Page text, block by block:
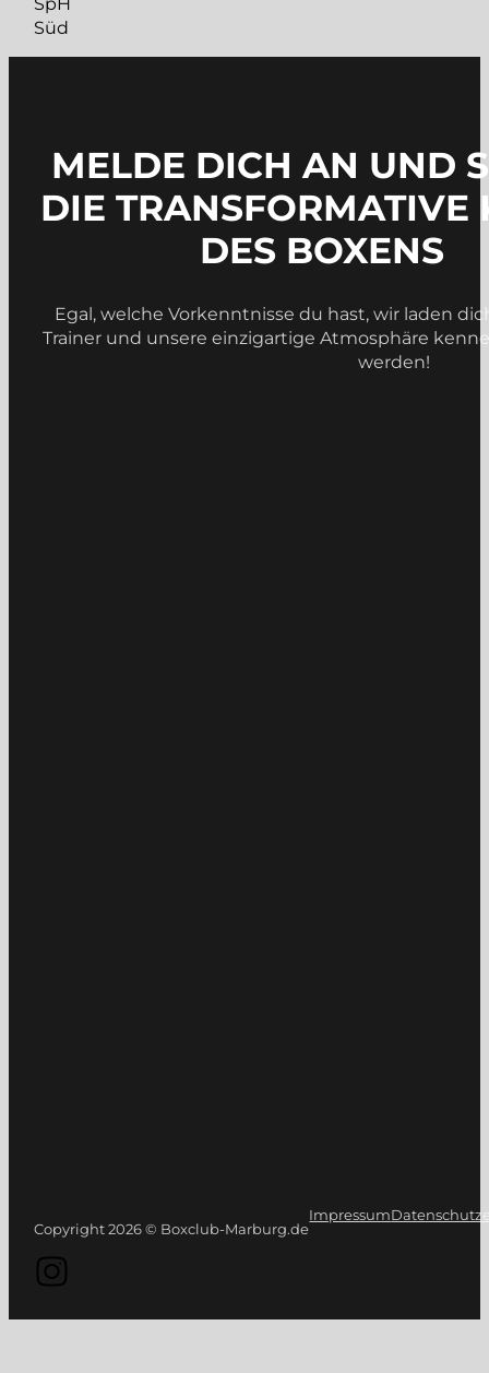
Süd
MELDE DICH AN UND
DIE TRANSFORMATIVE
DES BOXENS
Egal, welche Vorkenntnisse du hast, wir laden
Trainer und unsere einzigartige Atmosphäre
werden!
Copyright 2026 © Boxclub-Marburg.de
Impressum
Folge uns auf Instagram